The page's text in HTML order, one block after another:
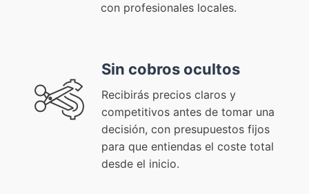
con profesionales locales.
Sin cobros ocultos
Recibirás precios claros y
competitivos antes de tomar una
decisión, con presupuestos fijos
para que entiendas el coste total
desde el inicio.